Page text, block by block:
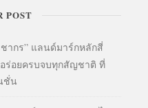
POST
ากร” แลนด์มาร์กหลักสี่
ร่อยครบจบทุกสัญชาติ ที่
ชั่น